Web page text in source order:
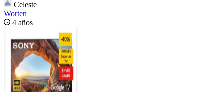
Celeste
Worten
4 años